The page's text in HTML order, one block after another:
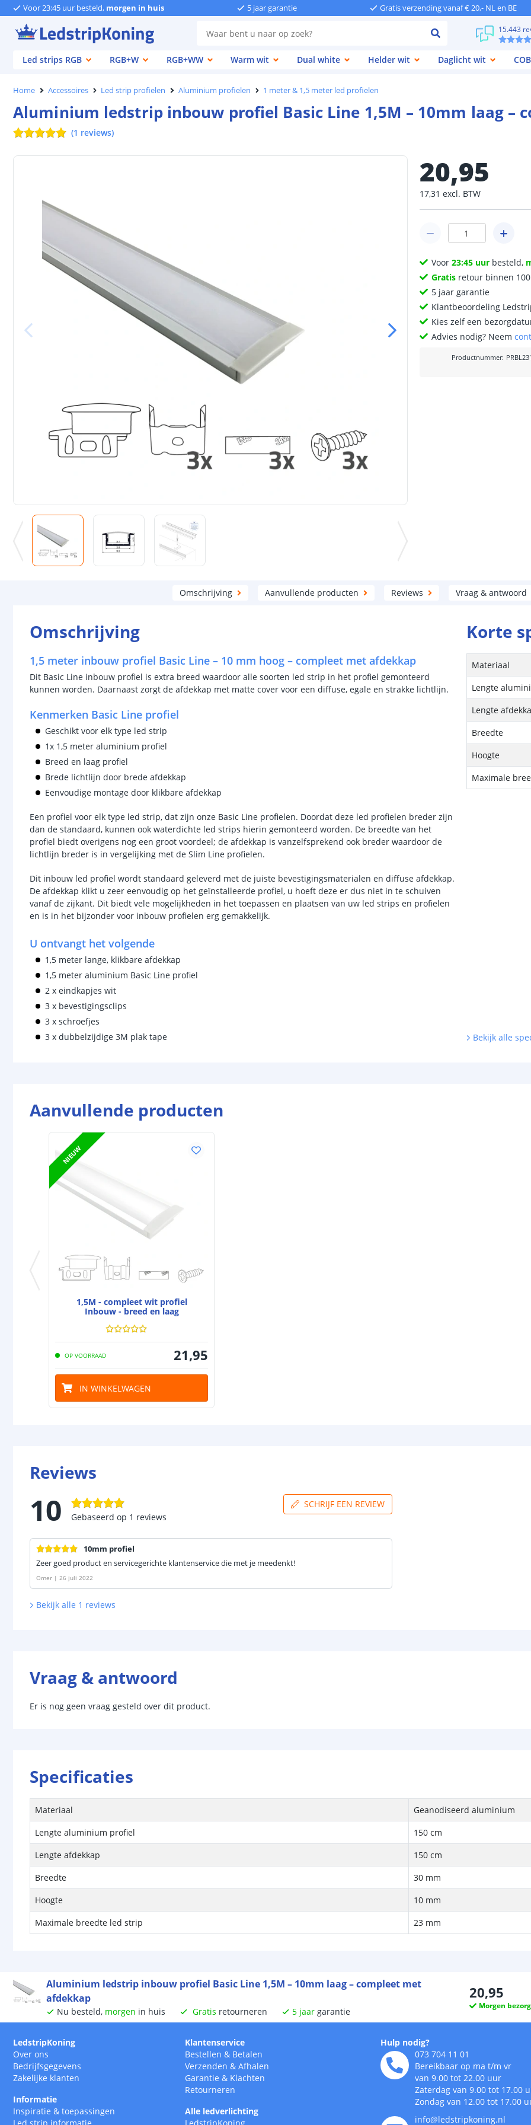
Voor 23:45 uur besteld, morgen in huis 5 jaar garantie Gratis verzending vanaf € 20,- NL en BE
15.443
Led strips RGB
RGB+W RGB+WW Warm wit Dual white Helder wit Daglicht wit COB
Home Accessoires Led strip profielen Aluminium profielen 1 meter & 1,5 meter led profielen
Aluminium ledstrip inbouw profiel Basic Line 1,5M – 10mm laag –
(1 reviews)
20,95
17,31 excl. BTW
Voor23:45 uur besteld,
Gratis retour binnen
5 jaar garantie
Klantbeoordeling
Kies zelf een
Advies nodig? Neem
Productnummer:
Omschrijving Aanvullende producten Reviews Vraag & antwoord
Omschrijving
1,5 meter inbouw profiel Basic Line – 10 mm hoog – compleet met afdekkap
Dit Basic Line inbouw profiel is extra breed waardoor alle soorten led strip in het profiel gemonteerd
kunnen worden. Daarnaast zorgt de afdekkap met matte cover voor een diffuse, egale en strakke lichtlijn.
Kenmerken Basic Line profiel
Geschikt voor elk type led strip
1x 1,5 meter aluminium profiel
Breed en laag profiel
Brede lichtlijn door brede afdekkap
Eenvoudige montage door klikbare afdekkap
Een profiel voor elk type led strip, dat zijn onze Basic Line profielen. Doordat deze led profielen breder zijn
dan de standaard, kunnen ook waterdichte led strips hierin gemonteerd worden. De breedte van het
profiel biedt overigens nog een groot voordeel; de afdekkap is vanzelfsprekend ook breder waardoor de
lichtlijn breder is in vergelijking met de Slim Line profielen.
Dit inbouw led profiel wordt standaard geleverd met de juiste bevestigingsmaterialen en diffuse afdekkap.
De afdekkap klikt u zeer eenvoudig op het geïnstalleerde profiel, u hoeft deze er dus niet in te schuiven
vanaf de zijkant. Dit biedt vele mogelijkheden in het toepassen en plaatsen van uw led strips en profielen
en is in het bijzonder voor inbouw profielen erg gemakkelijk.
U ontvangt het volgende
1,5 meter lange, klikbare afdekkap
1,5 meter aluminium Basic Line profiel
2 x eindkapjes wit
3 x bevestigingsclips
3 x schroefjes
3 x dubbelzijdige 3M plak tape
Korte
Materiaal
Lengte
Lengte
Breedte
Hoogte
Maximale
Bekijk alle
Aanvullende producten
NIEUW
1,5M - compleet wit profiel
Inbouw - breed en laag
OP VOORRAAD 21,95
IN WINKELWAGEN
Reviews
10 Gebaseerd op 1 reviews
SCHRIJF EEN REVIEW
10mm profiel
Zeer goed product en servicegerichte klantenservice die met je meedenkt!
Omer | 26 juli 2022
Bekijk alle 1 reviews
Vraag & antwoord
Er is nog geen vraag gesteld over dit product.
Specificaties
Materiaal
Geanodiseerd aluminium
Lengte aluminium profiel
150 cm
Lengte afdekkap
150 cm
Breedte
30 mm
Hoogte
10 mm
Maximale breedte led strip
23 mm
Aluminium ledstrip inbouw profiel Basic Line 1,5M – 10mm laag – compleet met
afdekkap
Nu besteld, morgen in huis Gratis retourneren 5 jaar garantie
20,95
Morgen
LedstripKoning
Over ons
Bedrijfsgegevens
Zakelijke klanten
Informatie
Inspiratie & toepassingen
Klantenservice
Bestellen & Betalen
Verzenden & Afhalen
Garantie & Klachten
Retourneren
Alle ledverlichting
Hulp nodig?
073 704 11 01
Bereikbaar op ma t/m vr
van 9.00 tot 22.00 uur
Zaterdag van 9.00 tot 17.00
Zondag van 12.00 tot 17.00
info@ledstripkoning.nl